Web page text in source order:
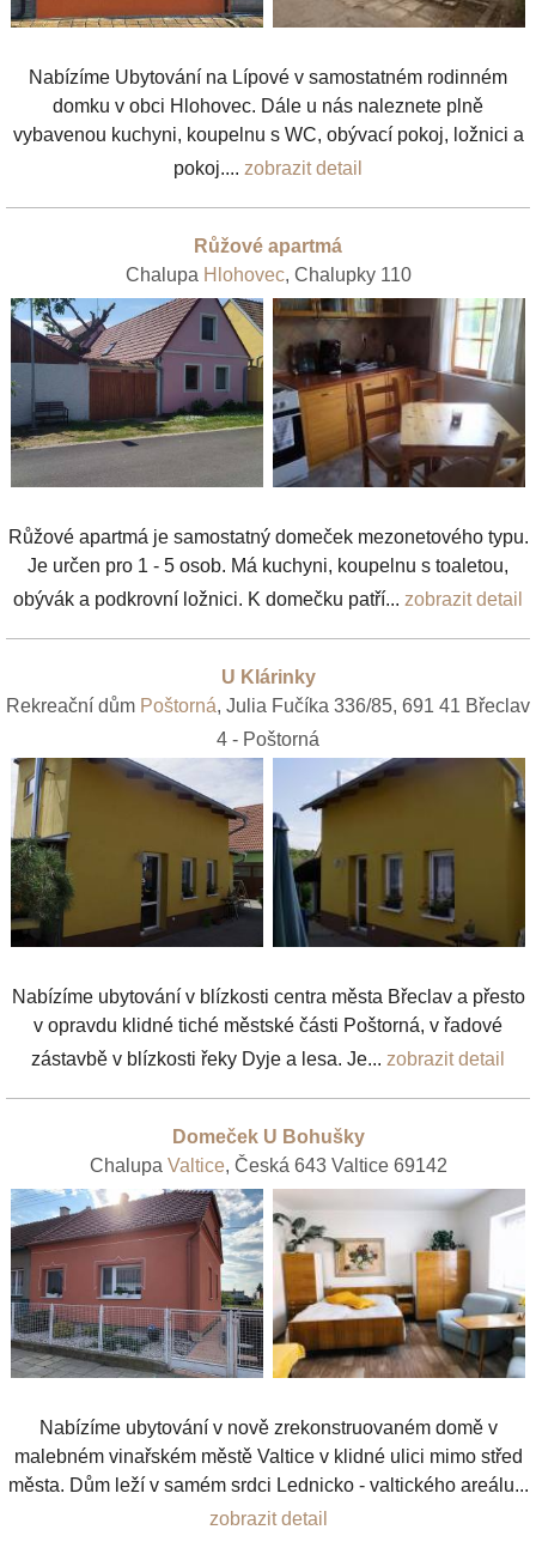
Nabízíme Ubytování na Lípové v samostatném rodinném
domku v obci Hlohovec. Dále u nás naleznete plně
vybavenou kuchyni, koupelnu s WC, obývací pokoj, ložnici a
pokoj.... zobrazit detail
Růžové apartmá
Chalupa Hlohovec, Chalupky 110
Růžové apartmá je samostatný domeček mezonetového typu.
Je určen pro 1 - 5 osob. Má kuchyni, koupelnu s toaletou,
obývák a podkrovní ložnici. K domečku patří... zobrazit detail
U Klárinky
Rekreační dům Poštorná, Julia Fučíka 336/85, 691 41 Břeclav
4 - Poštorná
Nabízíme ubytování v blízkosti centra města Břeclav a přesto
v opravdu klidné tiché městské části Poštorná, v řadové
zástavbě v blízkosti řeky Dyje a lesa. Je... zobrazit detail
Domeček U Bohušky
Chalupa Valtice, Česká 643 Valtice 69142
Nabízíme ubytování v nově zrekonstruovaném domě v
malebném vinařském městě Valtice v klidné ulici mimo střed
města. Dům leží v samém srdci Lednicko - valtického areálu...
zobrazit detail